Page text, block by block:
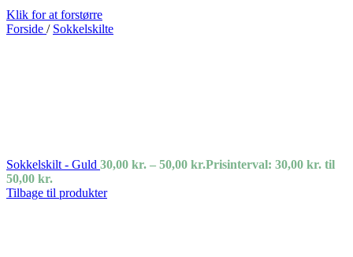
Klik for at forstørre
Forside / Sokkelskilte
Sokkelskilt - Guld 30,00 kr. – 50,00 kr.Prisinterval: 30,00 kr. til
50,00 kr.
Tilbage til produkter